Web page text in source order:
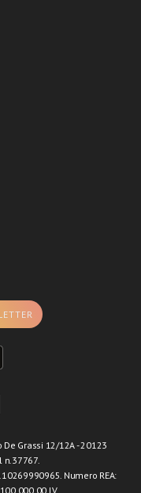
Grassi 12/12A - 20123
n.37767.
Numero REA:
I.V.